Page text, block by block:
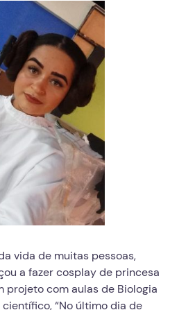
vida de muitas pessoas,
a fazer cosplay de princesa
projeto com aulas de Biologia
“No último dia de